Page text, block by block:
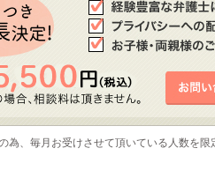
、毎月お受けさせて頂いている人数を限